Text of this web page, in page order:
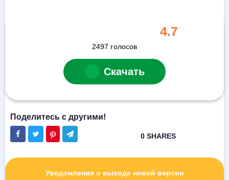
4.7
2497 голосов
Скачать
Уведомления о выходе новой версии